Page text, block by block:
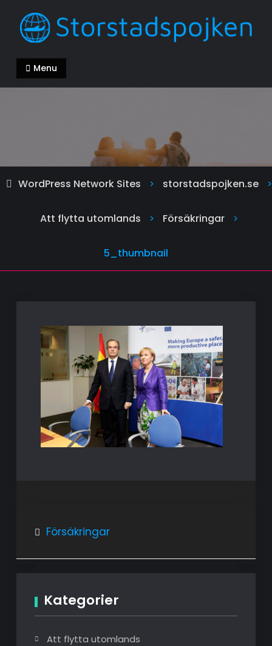
content
storstadspojken.se
Alla kan ha en bra livsstil
Menu
WordPress Network Sites > storstadspojken.se >
Att flytta utomlands > Försäkringar >
5_thumbnail
Inläggsnavigering
Försäkringar
Kategorier
Att flytta utomlands